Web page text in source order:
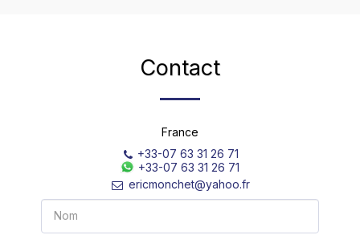
Contact
France
+33-07 63 31 26 71
+33-07 63 31 26 71
ericmonchet@yahoo.fr